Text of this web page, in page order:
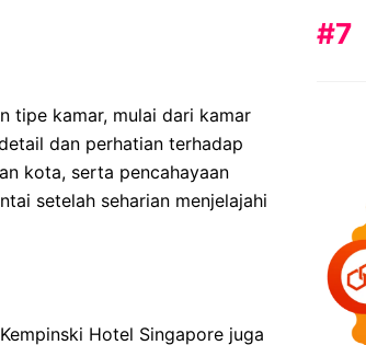
tipe kamar, mulai dari kamar
dan perhatian terhadap
kota, serta pencahayaan
setelah seharian menjelajahi
Hotel Singapore juga